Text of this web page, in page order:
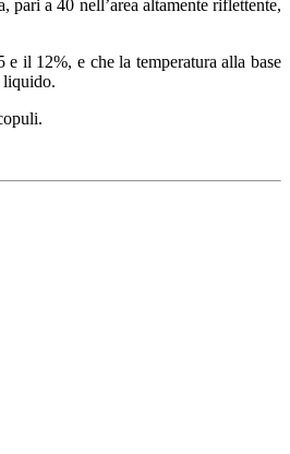
a 40 nell’area altamente riflettente,
il 12%, e che la temperatura alla base
liquido.